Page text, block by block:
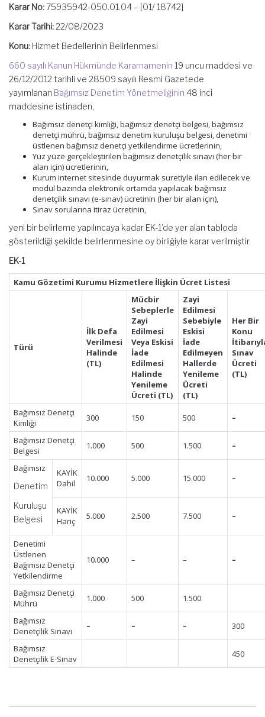
Karar No:75935942-050.01.04 – [01/ 18742]
Karar Tarihi:22/08/2023
Konu: Hizmet Bedellerinin Belirlenmesi
660 sayılı Kanun Hükmünde Kararnamenin 19 uncu maddesi ve
26/12/2012 tarihli ve 28509 sayılı Resmi Gazetede
yayımlanan Bağımsız Denetim Yönetmeliğinin 48 inci
maddesine istinaden,
Bağımsız denetçi kimliği, bağımsız denetçi belgesi, bağımsız
denetçi mührü, bağımsız denetim kuruluşu belgesi, denetimi
üstlenen bağımsız denetçi yetkilendirme ücretlerinin,
Yüz yüze gerçekleştirilen bağımsız denetçilik sınavı (her bir
alan için) ücretlerinin,
Kurum internet sitesinde duyurmak suretiyle ilan edilecek ve
modül bazında elektronik ortamda yapılacak bağımsız
denetçilik sınavı (e-sınav) ücretinin (her bir alan için),
Sınav sorularına itiraz ücretinin,
yeni bir belirleme yapılıncaya kadar EK-1’de yer alan tabloda
gösterildiği şekilde belirlenmesine oy birliğiyle karar verilmiştir.
EK-1
Kamu Gözetimi Kurumu Hizmetlere İlişkin Ücret Listesi
Türü
İlk Defa
Verilmesi
Halinde
(TL)
Mücbir
Sebeplerle
Zayi
Edilmesi
Veya Eskisi
İade
Edilmesi
Halinde
Yenileme
Ücreti (TL)
Zayi
Edilmesi
Sebebiyle
Eskisi
İade
Edilmeyen
Hallerde
Yenileme
Ücreti
(TL)
Her Bir
Konu
Sınav
Ücreti
(TL)
Bağımsız Denetçi
Kimliği
300 150 500 –
Bağımsız Denetçi
Belgesi
1.000 500 1.500 –
Bağımsız
Denetim
Kuruluşu
Belgesi
KAYİK
Dahil
10.000 5.000 15.000 –
KAYİK
Hariç
5.000 2.500 7.500 –
Denetimi
Üstlenen
Bağımsız Denetçi
Yetkilendirme
10.000 – – –
Bağımsız Denetçi
Mührü
1.000 500 1.500
Bağımsız
Denetçilik Sınavı
– – – 300
Bağımsız
Denetçilik E-Sınav
450